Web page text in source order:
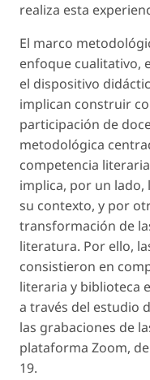
realiza esta
El marco
enfoque cualitativo,
el dispositivo
implican construir
participación de
metodológica
competencia
implica, por un lado,
su contexto, y por
transformación de
literatura. Por ello,
consistieron en
literaria y biblioteca
a través del estudio
las grabaciones de
plataforma Zoom,
19.